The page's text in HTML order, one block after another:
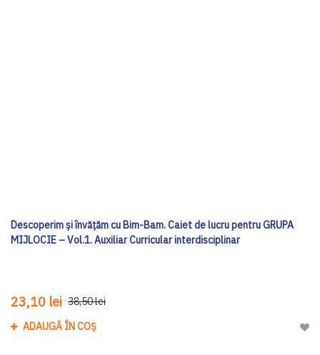
Descoperim și învățăm cu Bim-Bam. Caiet de lucru pentru GRUPA
MIJLOCIE – Vol.1. Auxiliar Curricular interdisciplinar
23,10 lei 38,50 lei
ADAUGĂ ÎN COȘ